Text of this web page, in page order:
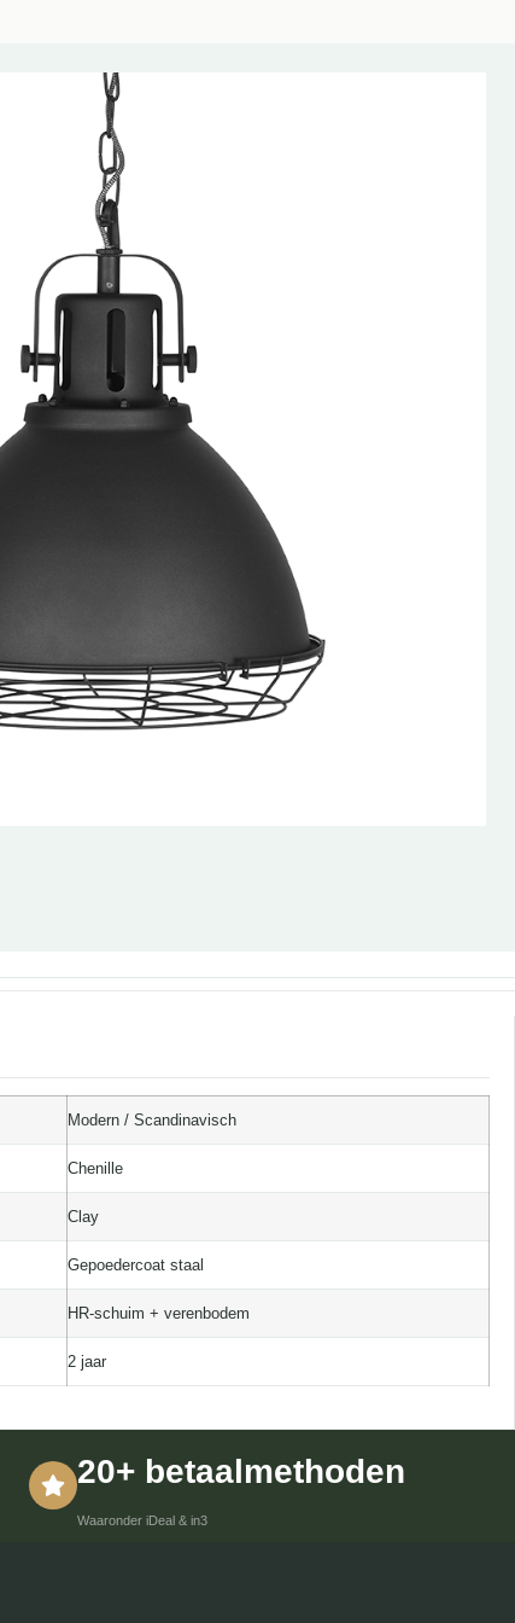
Modern / Scandinavisch
Chenille
Clay
Gepoedercoat staal
HR-schuim + verenbodem
2 jaar
20+ betaalmethoden
Waaronder iDeal & in3